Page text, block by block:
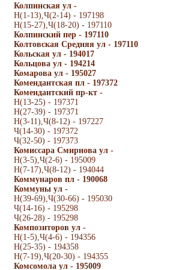
Колпинская ул -
Н(1-13),Ч(2-14) - 197198
Н(15-27),Ч(18-20) - 197110
Колпинский пер - 197110
Колтовская Средняя ул - 197110
Кольская ул - 194017
Кольцова ул - 194214
Комарова ул - 195027
Комендантская пл - 197372
Комендантский пр-кт -
Н(13-25) - 197371
Н(27-39) - 197371
Н(3-11),Ч(8-12) - 197227
Ч(14-30) - 197372
Ч(32-50) - 197373
Комиссара Смирнова ул -
Н(3-5),Ч(2-6) - 195009
Н(7-17),Ч(8-12) - 194044
Коммунаров пл - 190068
Коммуны ул -
Н(39-69),Ч(30-66) - 195030
Ч(14-16) - 195298
Ч(26-28) - 195298
Композиторов ул -
Н(1-5),Ч(4-6) - 194356
Н(25-35) - 194358
Н(7-19),Ч(20-30) - 194355
Комсомола ул - 195009